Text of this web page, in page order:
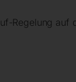
Regelung